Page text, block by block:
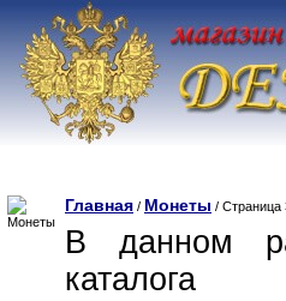
Главная / Монеты / Страница
В данном
каталога